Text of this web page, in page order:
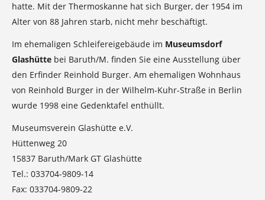
hatte. Mit der Thermoskanne hat sich Burger, der 1954 im
Alter von 88 Jahren starb, nicht mehr beschäftigt.
Im ehemaligen Schleifereigebäude im Museumsdorf
Glashütte bei Baruth/M. finden Sie eine Ausstellung über
den Erfinder Reinhold Burger. Am ehemaligen Wohnhaus
von Reinhold Burger in der Wilhelm-Kuhr-Straße in Berlin
wurde 1998 eine Gedenktafel enthüllt.
Museumsverein Glashütte e.V.
Hüttenweg 20
15837 Baruth/Mark GT Glashütte
Tel.: 033704-9809-14
Fax: 033704-9809-22